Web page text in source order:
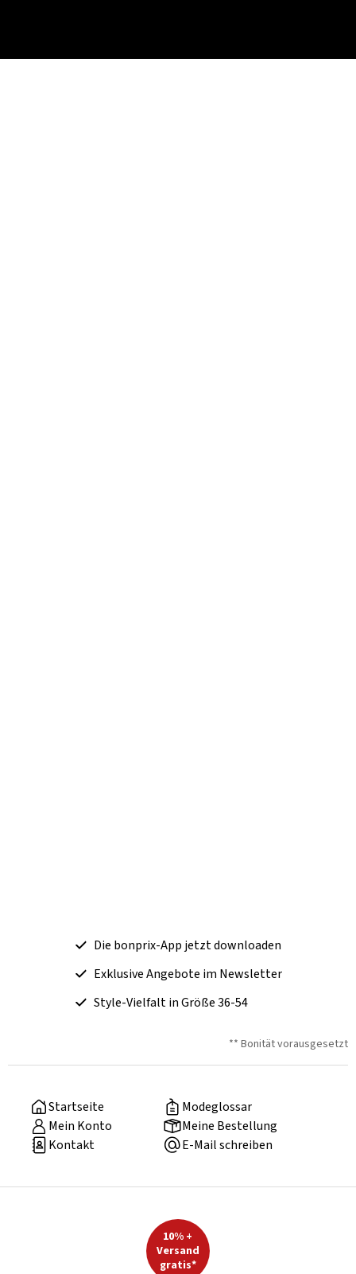
Die bonprix-App jetzt downloaden
Exklusive Angebote im Newsletter
Style-Vielfalt in Größe 36-54
** Bonität vorausgesetzt
Startseite
Modeglossar
Mein Konto
Meine Bestellung
Kontakt
E-Mail schreiben
10% +
Versand
gratis*